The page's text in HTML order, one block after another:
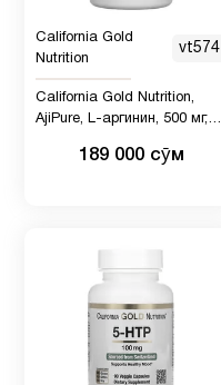
Для
беременных
1
Для
младенцев
Железо 1
California Gold
Nutrition
vt574
California Gold Nutrition,
AjiPure, L-аргинин, 500 мг,
189 000 сӯм